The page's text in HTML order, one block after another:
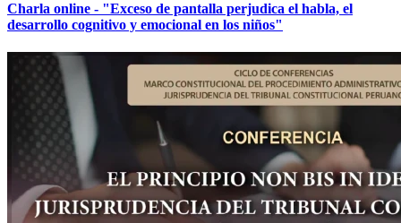
Charla online - "Exceso de pantalla perjudica el habla, el
desarrollo cognitivo y emocional en los niños"